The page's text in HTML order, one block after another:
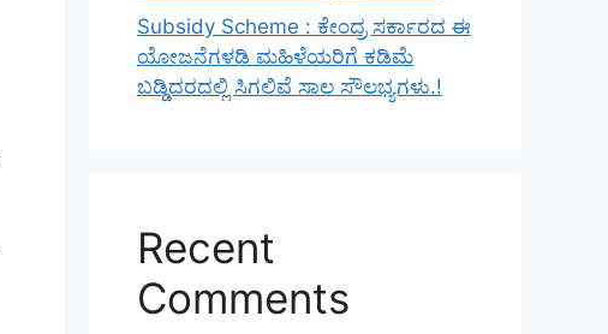
Subsidy Scheme : ಕೇಂದ್ರ ಸರ್ಕಾರದ ಈ
ಯೋಜನೆಗಳಡಿ ಮಹಿಳೆಯರಿಗೆ ಕಡಿಮೆ
ಬಡ್ಡಿದರದಲ್ಲಿ ಸಿಗಲಿವೆ ಸಾಲ ಸೌಲಭ್ಯಗಳು.!
Recent
Comments